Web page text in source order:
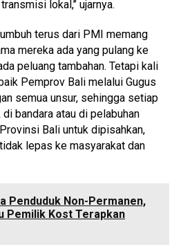
lokal,’’ ujarnya.
terus dari PMI memang
mereka ada yang pulang ke
peluang tambahan. Tetapi kali
Pemprov Bali melalui Gugus
semua unsur, sehingga setiap
bandara atau di pelabuhan
Bali untuk dipisahkan,
lepas ke masyarakat dan
Penduduk Non-Permanen,
Pemilik Kost Terapkan